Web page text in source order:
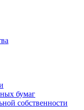
бумаг
собственности